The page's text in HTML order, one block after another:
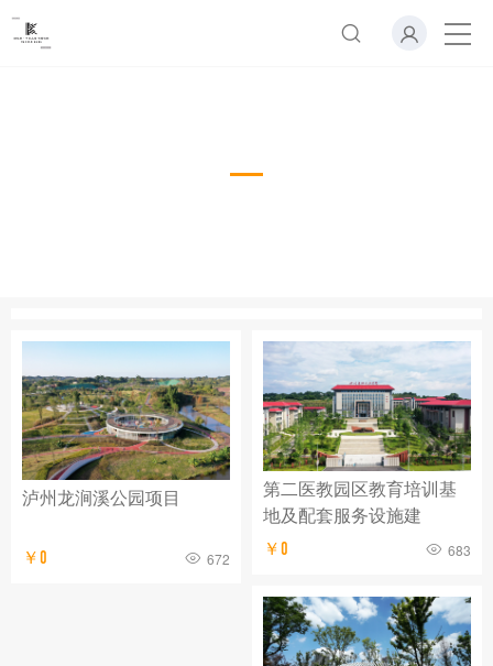
泸州龙涧溪公园项目
￥0 672
第二医教园区教育培训基
地及配套服务设施建
￥0 683